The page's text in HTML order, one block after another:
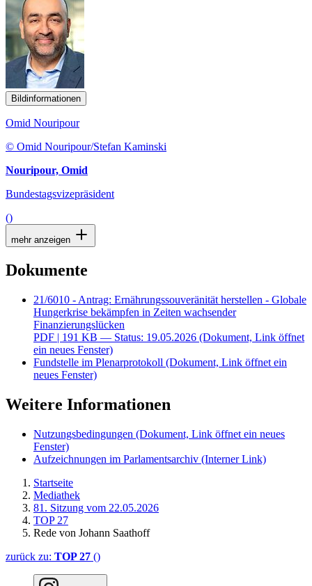
Bildinformationen
Omid Nouripour
© Omid Nouripour/Stefan Kaminski
Nouripour, Omid
Bundestagsvizepräsident
()
mehr anzeigen
Dokumente
21/6010 - Antrag: Ernährungssouveränität herstellen - Globale
Hungerkrise bekämpfen in Zeiten wachsender
Finanzierungslücken
PDF | 191 KB — Status: 19.05.2026 (Dokument, Link öffnet
ein neues Fenster)
Fundstelle im Plenarprotokoll (Dokument, Link öffnet ein
neues Fenster)
Weitere Informationen
Nutzungsbedingungen (Dokument, Link öffnet ein neues
Fenster)
Aufzeichnungen im Parlamentsarchiv (Interner Link)
Startseite
Mediathek
81. Sitzung vom 22.05.2026
TOP 27
Rede von Johann Saathoff
zurück zu: TOP 27 ()